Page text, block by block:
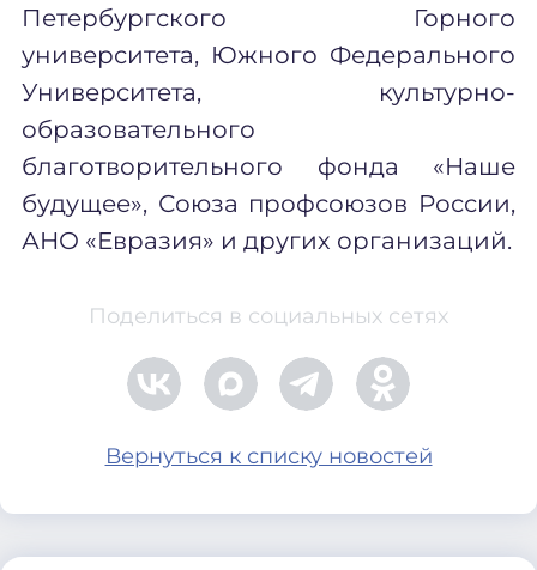
Петербургского Горного
университета, Южного Федерального
Университета, культурно-
образовательного
благотворительного фонда «Наше
будущее», Союза профсоюзов России,
АНО «Евразия» и других организаций.
Поделиться в социальных сетях
Вернуться к списку новостей